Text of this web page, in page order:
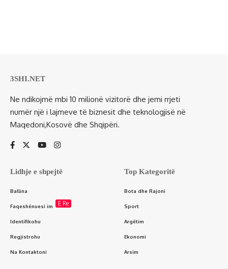
3SHI.NET
Ne ndikojmë mbi 10 milionë vizitorë dhe jemi rrjeti
numër një i lajmeve të biznesit dhe teknologjisë në
Maqedoni,Kosovë dhe Shqipëri.
Lidhje e shpejtë
Ballina
Faqeshënuesi im E Re
Identifikohu
Regjistrohu
Na Kontaktoni
Top Kategoritë
Bota dhe Rajoni
Sport
Argëtim
Ekonomi
Arsim